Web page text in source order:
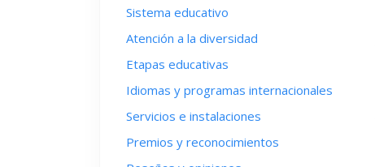
Sistema educativo
Atención a la diversidad
Etapas educativas
Idiomas y programas internacionales
Servicios e instalaciones
Premios y reconocimientos